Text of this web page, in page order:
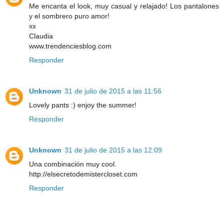
Me encanta el look, muy casual y relajado! Los pantalones
y el sombrero puro amor!
xx
Claudia
www.trendenciesblog.com
Responder
Unknown 31 de julio de 2015 a las 11:56
Lovely pants :) enjoy the summer!
Responder
Unknown 31 de julio de 2015 a las 12:09
Una combinación muy cool.
http://elsecretodemistercloset.com
Responder